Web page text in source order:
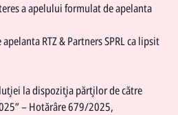
a apelului formulat de apelanta
RTZ & Partners SPRL ca lipsit
la dispoziţia părţilor de către
– Hotărâre 679/2025,